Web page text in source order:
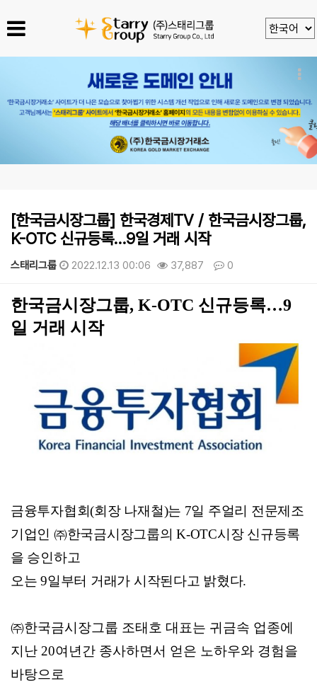
[한국금시장그룹] 한국경제TV / 한국금시장그룹,
K-OTC 신규등록…9일 거래 시작
스태리그룹 2022.12.13 00:06 37,887 0
본문
한국금시장그룹, K-OTC 신규등록…9
일 거래 시작
금융투자협회(회장 나재철)는 7일 주얼리 전문제조
기업인 ㈜한국금시장그룹의 K-OTC시장 신규등록
을 승인하고
오는 9일부터 거래가 시작된다고 밝혔다.
㈜한국금시장그룹 조태호 대표는 귀금속 업종에
지난 20여년간 종사하면서 얻은 노하우와 경험을
바탕으로